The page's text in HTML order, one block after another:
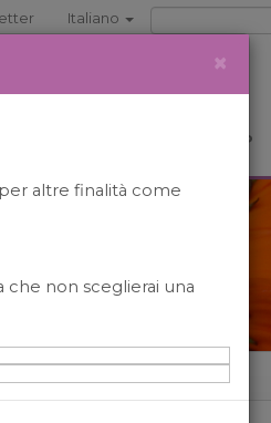
Italiano
BOOKSHOP
×
altre finalità come
che non sceglierai una